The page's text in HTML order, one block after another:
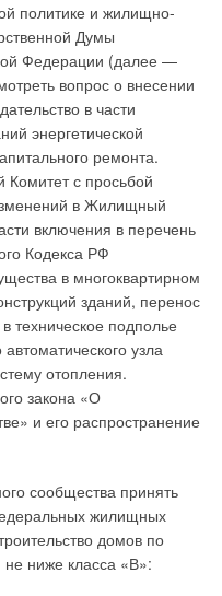
политике и жилищно-
Думы
Федерации (далее —
вопрос о внесении
в части
энергетической
ремонта.
с просьбой
в Жилищный
включения в перечень
Кодекса РФ
в многоквартирном
зданий, перенос
техническое подполье
узла
отопления.
закона «О
и его распространение
сообщества принять
жилищных
домов по
ниже класса «В»: